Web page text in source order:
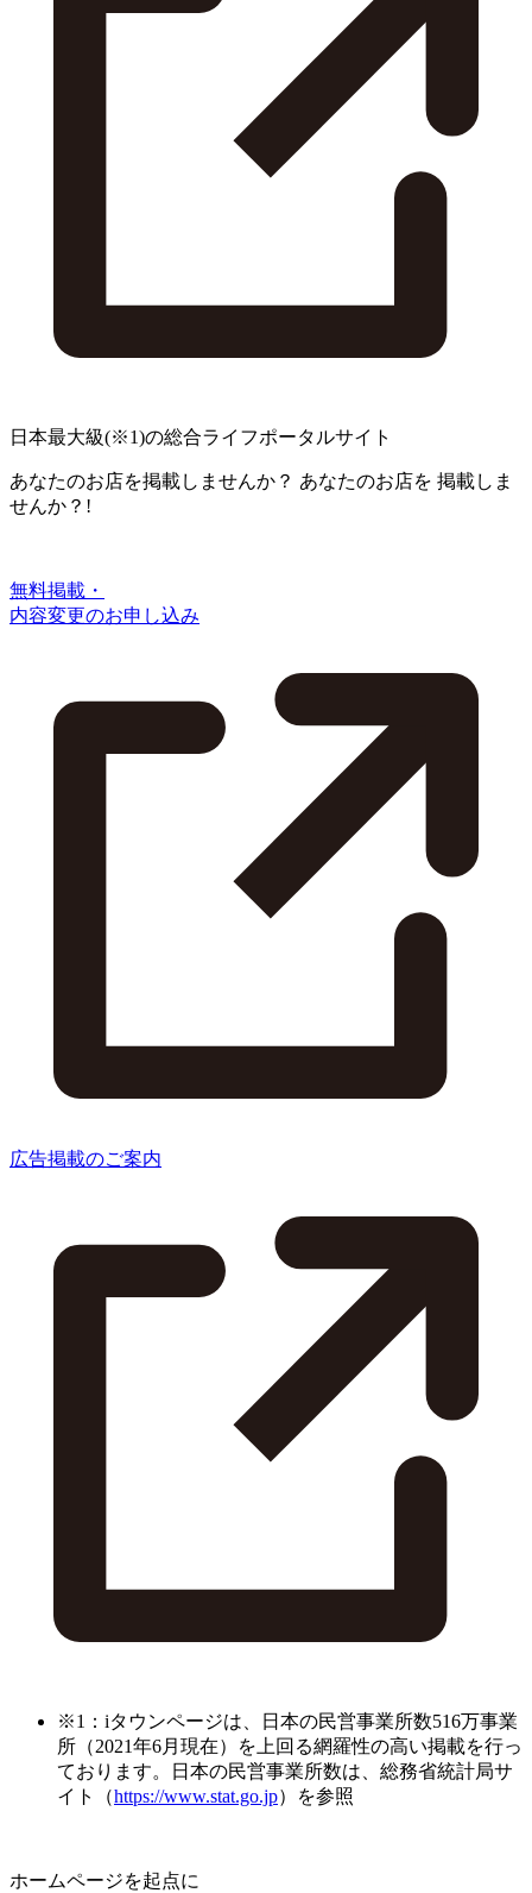
日本最大級(※1)の総合ライフポータルサイト
あなたのお店を掲載しませんか？ あなたのお店を 掲載しま
せんか？!
無料掲載・
内容変更のお申し込み
広告掲載のご案内
※1：iタウンページは、日本の民営事業所数516万事業
所（2021年6月現在）を上回る網羅性の高い掲載を行っ
ております。日本の民営事業所数は、総務省統計局サ
イト（https://www.stat.go.jp）を参照
ホームページを起点に